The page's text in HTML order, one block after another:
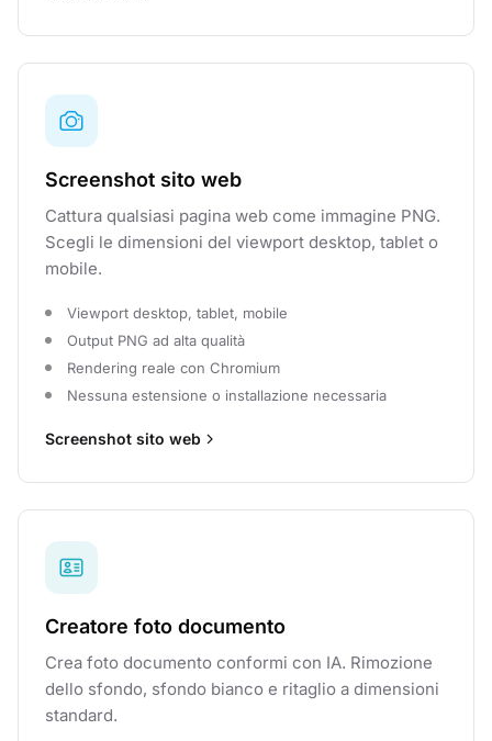
Screenshot sito web
Cattura qualsiasi pagina web come immagine PNG.
Scegli le dimensioni del viewport desktop, tablet o
mobile.
Viewport desktop, tablet, mobile
Output PNG ad alta qualità
Rendering reale con Chromium
Nessuna estensione o installazione necessaria
Screenshot sito web
Creatore foto documento
Crea foto documento conformi con IA. Rimozione
dello sfondo, sfondo bianco e ritaglio a dimensioni
standard.